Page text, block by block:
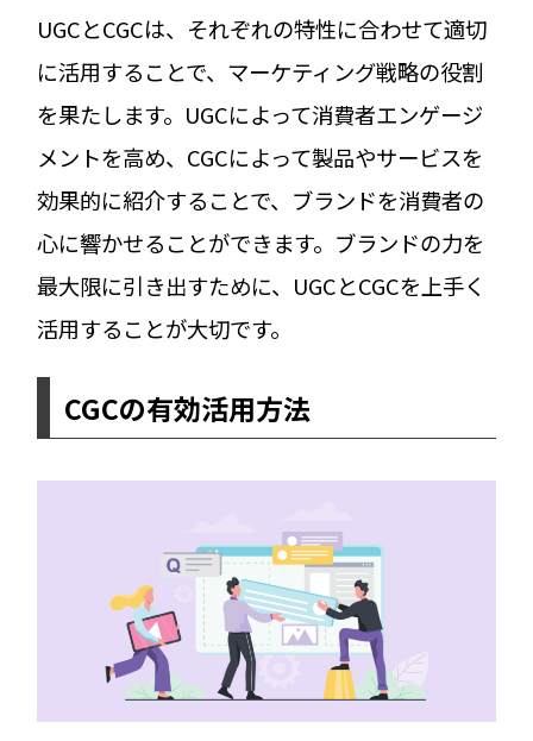
UGCとCGCは、それぞれの特性に合わせて適切
に活用することで、マーケティング戦略の役割
を果たします。UGCによって消費者エンゲージ
メントを高め、CGCによって製品やサービスを
効果的に紹介することで、ブランドを消費者の
心に響かせることができます。ブランドの力を
最大限に引き出すために、UGCとCGCを上手く
活用することが大切です。
CGCの有効活用方法